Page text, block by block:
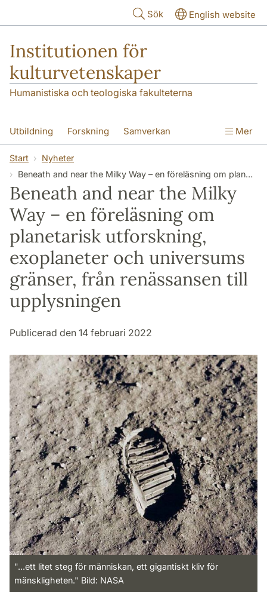
Sök English website
Institutionen för
kulturvetenskaper
Humanistiska och teologiska fakulteterna
Utbildning Forskning Samverkan
Om institutionen
Mer
Start
Nyheter
Beneath and near the Milky Way – en föreläsning om planetarisk utforskning, exoplaneter och universums gränser, från renässansen till upplysningen
Beneath and near the Milky
Way – en föreläsning om
planetarisk utforskning,
exoplaneter och universums
gränser, från renässansen till
upplysningen
Publicerad den 14 februari 2022
"...ett litet steg för människan, ett gigantiskt kliv för
mänskligheten." Bild: NASA